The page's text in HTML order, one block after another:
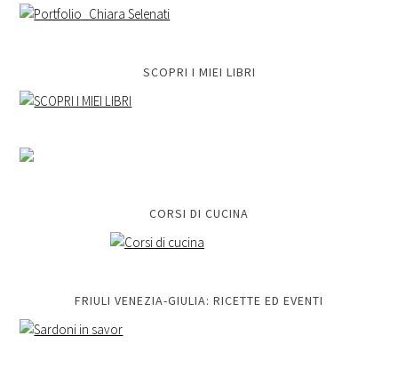
SCOPRI I MIEI LIBRI
CORSI DI CUCINA
FRIULI VENEZIA-GIULIA: RICETTE ED EVENTI